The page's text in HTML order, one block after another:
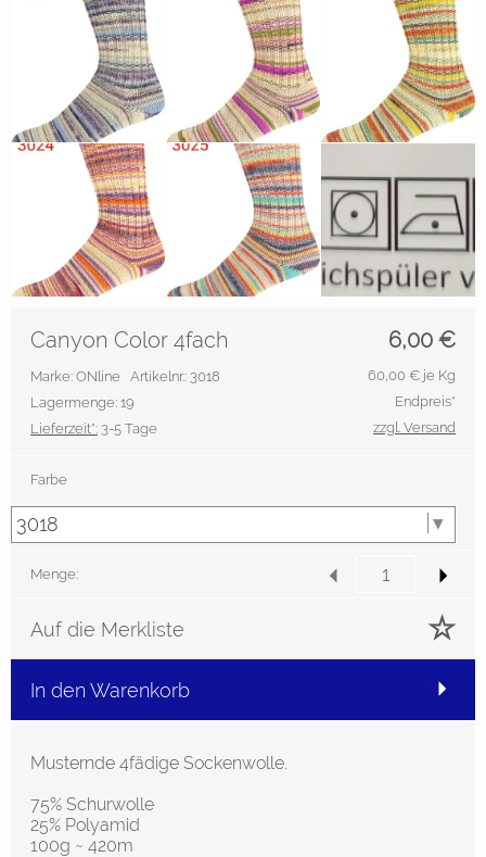
6,00 €
Canyon Color 4fach
Marke: ONline Artikelnr.: 3018
Lagermenge: 19
Lieferzeit*: 3-5 Tage
60,00 € je Kg
Endpreis*
zzgl. Versand
Farbe
Menge:
Auf die Merkliste
In den Warenkorb
Musternde 4fädige Sockenwolle.
75% Schurwolle
25% Polyamid
100g ~ 420m